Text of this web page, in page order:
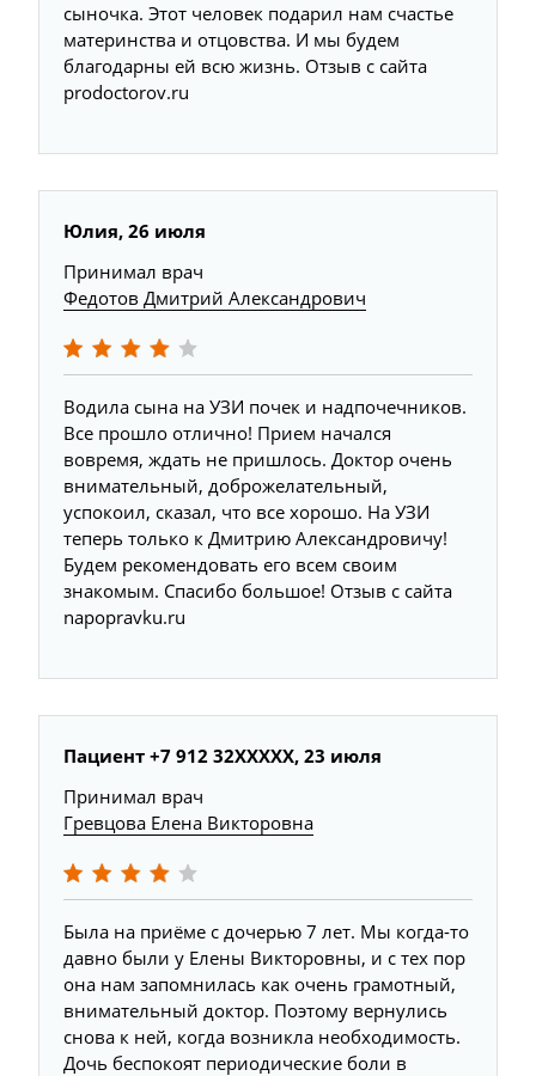
сыночка. Этот человек подарил нам счастье
материнства и отцовства. И мы будем
благодарны ей всю жизнь. Отзыв с сайта
prodoctorov.ru
Юлия, 26 июля
Принимал врач
Федотов Дмитрий Александрович
Водила сына на УЗИ почек и надпочечников.
Все прошло отлично! Прием начался
вовремя, ждать не пришлось. Доктор очень
внимательный, доброжелательный,
успокоил, сказал, что все хорошо. На УЗИ
теперь только к Дмитрию Александровичу!
Будем рекомендовать его всем своим
знакомым. Спасибо большое! Отзыв с сайта
napopravku.ru
Пациент +7 912 32XXXXX, 23 июля
Принимал врач
Гревцова Елена Викторовна
Была на приёме с дочерью 7 лет. Мы когда-то
давно были у Елены Викторовны, и с тех пор
она нам запомнилась как очень грамотный,
внимательный доктор. Поэтому вернулись
снова к ней, когда возникла необходимость.
Дочь беспокоят периодические боли в